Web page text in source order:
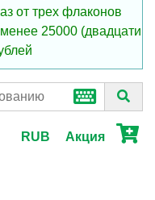
от трех флаконов
25000 (двадцати
RUB Акция